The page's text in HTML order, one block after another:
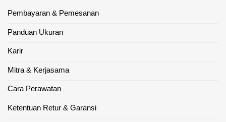
Pembayaran & Pemesanan
Panduan Ukuran
Karir
Mitra & Kerjasama
Cara Perawatan
Ketentuan Retur & Garansi